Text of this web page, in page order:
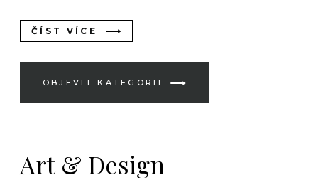
ČÍST VÍCE
OBJEVIT KATEGORII
Art & Design